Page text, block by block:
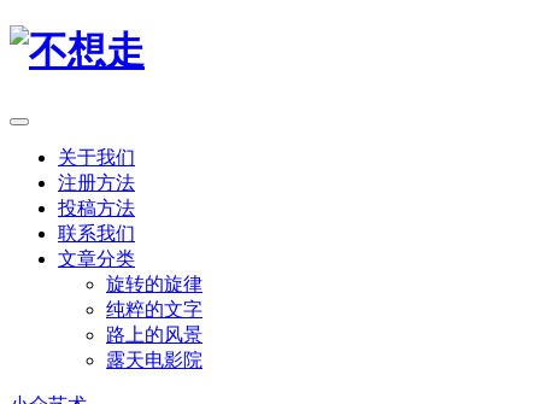
关于我们
注册方法
投稿方法
联系我们
文章分类
旋转的旋律
纯粹的文字
路上的风景
露天电影院